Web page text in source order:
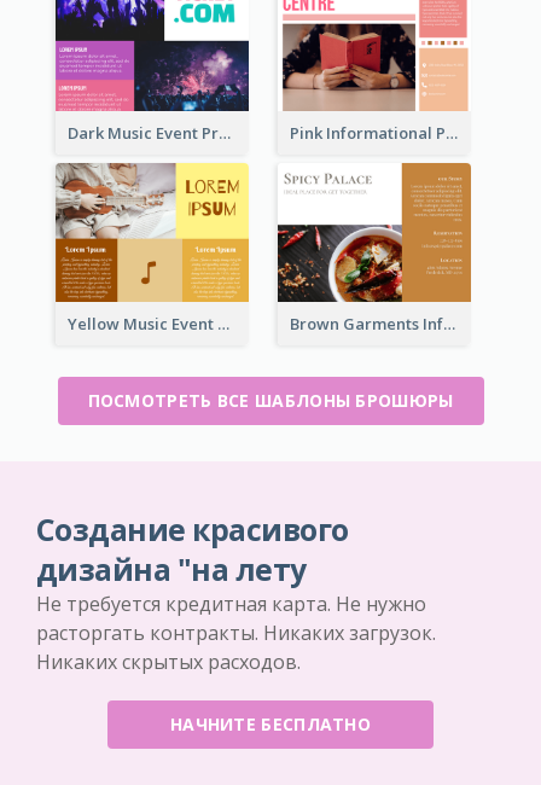
Dark Music Event Program Tri Fold Brochure Pink Informational Pamphlet
Yellow Music Event Program Brochure Brown Garments Informational Brochure
ПОСМОТРЕТЬ ВСЕ ШАБЛОНЫ БРОШЮРЫ
Создание красивого
дизайна "на лету
Не требуется кредитная карта. Не нужно
расторгать контракты. Никаких загрузок.
Никаких скрытых расходов.
НАЧНИТЕ БЕСПЛАТНО